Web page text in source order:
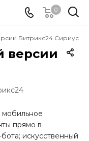
0
Битрикс24.Сириус
версии
мобильное
прямо в
искусственный